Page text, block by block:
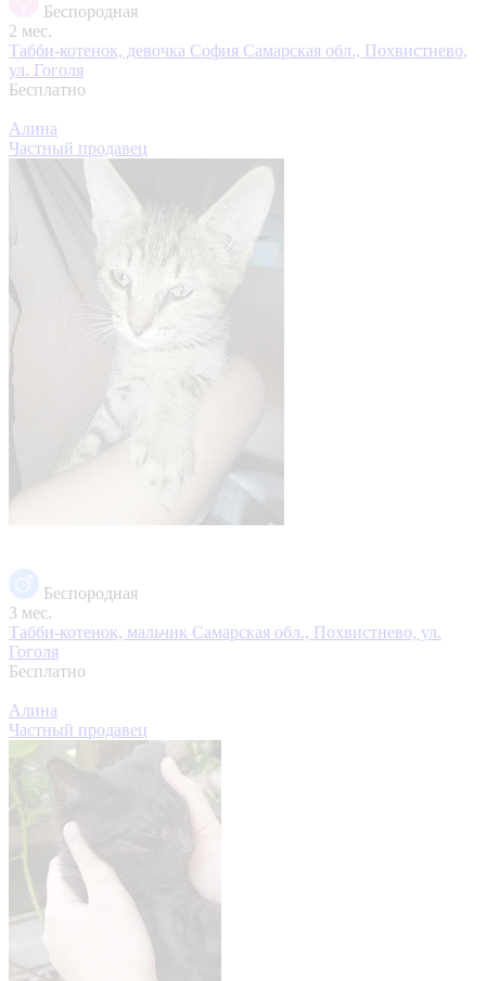
Беспородная
2 мес.
Табби-котенок, девочка София Самарская обл., Похвистнево,
ул. Гоголя
Бесплатно
Алина
Частный продавец
Беспородная
3 мес.
Табби-котенок, мальчик Самарская обл., Похвистнево, ул.
Гоголя
Бесплатно
Алина
Частный продавец